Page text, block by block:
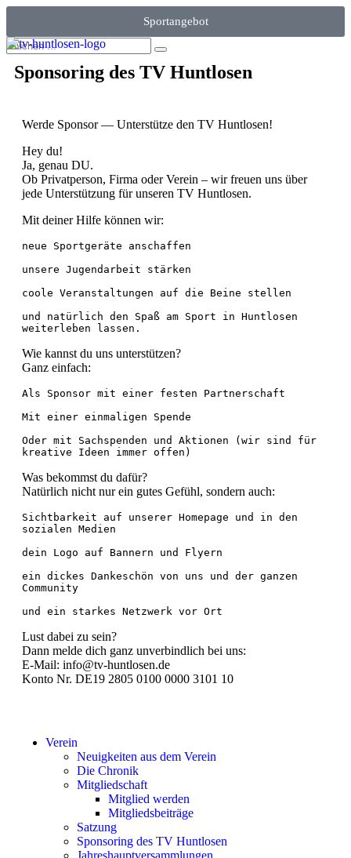
Sportangebot
Verein
Neuigkeiten aus dem Verein
Die Chronik
Mitgliedschaft
Mitglied werden
Mitgliedsbeiträge
Satzung
Sponsoring des TV Huntlosen
Jahreshauptversammlungen
Sponsoring des TV Huntlosen
Werde Sponsor — Unterstütze den TV Huntlosen!
Hey du!
Ja, genau DU.
Ob Privatperson, Firma oder Verein – wir freuen uns über
jede Unterstützung für unseren TV Huntlosen.
Mit deiner Hilfe können wir:
neue Sportgeräte anschaffen
unsere Jugendarbeit stärken
coole Veranstaltungen auf die Beine stellen
und natürlich den Spaß am Sport in Huntlosen
weiterleben lassen.
Wie kannst du uns unterstützen?
Ganz einfach:
Als Sponsor mit einer festen Partnerschaft
Mit einer einmaligen Spende
Oder mit Sachspenden und Aktionen (wir sind für
kreative Ideen immer offen)
Was bekommst du dafür?
Natürlich nicht nur ein gutes Gefühl, sondern auch:
Sichtbarkeit auf unserer Homepage und in den
sozialen Medien
dein Logo auf Bannern und Flyern
ein dickes Dankeschön von uns und der ganzen
Community
und ein starkes Netzwerk vor Ort
Lust dabei zu sein?
Dann melde dich ganz unverbindlich bei uns:
E-Mail: info@tv-huntlosen.de
Konto Nr. DE19 2805 0100 0000 3101 10